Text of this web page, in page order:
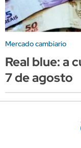
Mercado cambiario
Real blue: a
7 de agosto